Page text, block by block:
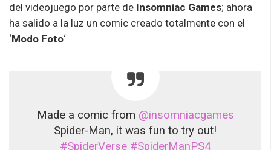
del videojuego por parte de Insomniac Games; ahora
ha salido a la luz un comic creado totalmente con el
‘Modo Foto‘.
Made a comic from @insomniacgames
Spider-Man, it was fun to try out!
#SpiderVerse #SpiderManPS4